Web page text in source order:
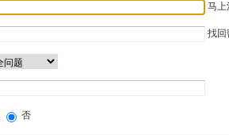
马上
找回
否